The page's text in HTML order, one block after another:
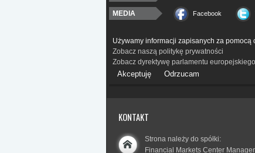
MEDIA Facebook
Używamy informacji zapisanych za
Zobacz naszą politykę prywatności
Zobacz dyrektywę parlamentu europejskiego
Akceptuję Odrzucam
KONTAKT
Strona należy do spółki:
Financial Markets Center